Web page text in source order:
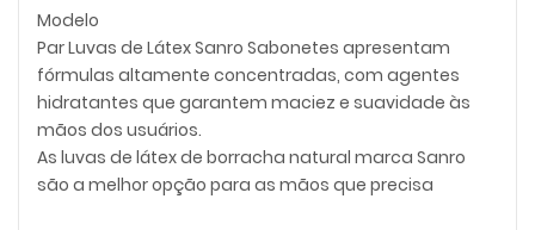
Modelo
Par Luvas de Látex Sanro Sabonetes apresentam
fórmulas altamente concentradas, com agentes
hidratantes que garantem maciez e suavidade às
mãos dos usuários.
As luvas de látex de borracha natural marca Sanro
são a melhor opção para as mãos que precisa